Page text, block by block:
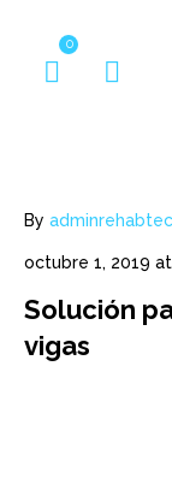
0
By adminrehabtec
octubre 1, 2019
Solución
vigas